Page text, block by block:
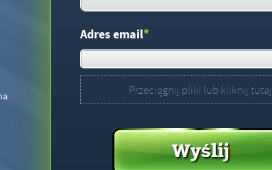
Adres email*
Przeciągnij pliki lub kliknij tutaj